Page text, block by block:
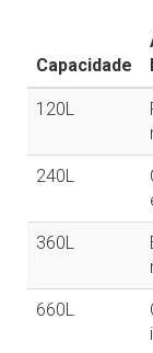
Capacidade
120L
240L
360L
660L